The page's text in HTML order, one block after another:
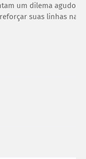
um dilema agudo”,
suas linhas na